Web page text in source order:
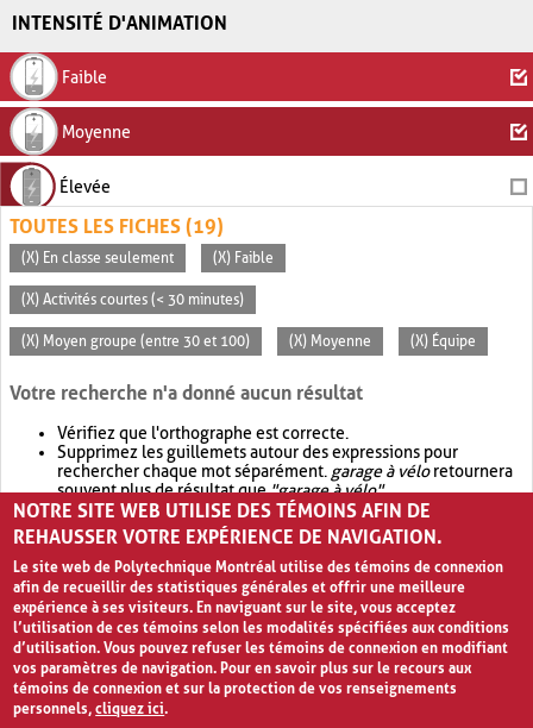
INTENSITÉ D'ANIMATION
Faible
Moyenne
Élevée
TOUTES LES FICHES (19)
(X) En classe seulement (X) Faible
(X) Activités courtes (< 30 minutes)
(X) Moyen groupe (entre 30 et 100) (X) Moyenne (X) Équipe
Votre recherche n'a donné aucun résultat
Vérifiez que l'orthographe est correcte.
Supprimez les guillemets autour des expressions pour
rechercher chaque mot séparément. garage à véloretournera
souvent plus de résultat que"garage à vélo".
Envisagez d'élargir votre recherche avec OR.garage OR vélo
retournera souvent plus de résultat quegarage à vélo
NOTRE SITE WEB UTILISE DES TÉMOINS AFIN DE
REHAUSSER VOTRE EXPÉRIENCE DE NAVIGATION.
Le site web de Polytechnique Montréal utilise des témoins de connexion
afin de recueillir des statistiques générales et offrir une meilleure
expérience à ses visiteurs. En naviguant sur le site, vous acceptez
l’utilisation de ces témoins selon les modalités spécifiées aux conditions
d’utilisation. Vous pouvez refuser les témoins de connexion en modifiant
vos paramètres de navigation. Pour en savoir plus sur le recours aux
témoins de connexion et sur la protection de vos renseignements
personnels,cliquez ici.